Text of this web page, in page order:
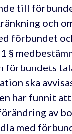
till
och
förbundet
ska
har funnit
av
med